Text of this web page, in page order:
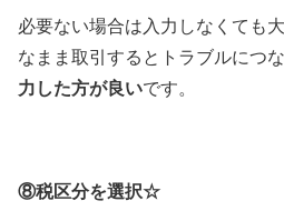
必要ない場合は入力しなくても
なまま取引するとトラブルにつ
力した方が良いです。
⑧税区分を選択☆